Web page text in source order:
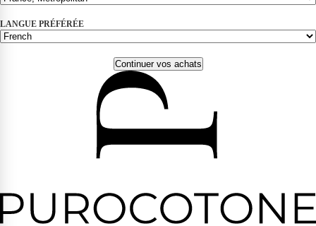
LANGUE PRÉFÉRÉE
Continuer vos achats